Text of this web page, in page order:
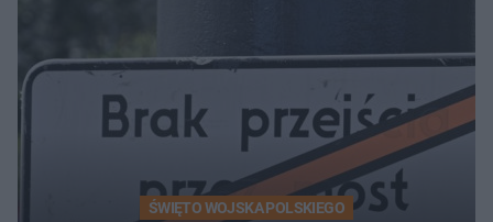
ŚWIĘTO WOJSKA POLSKIEGO